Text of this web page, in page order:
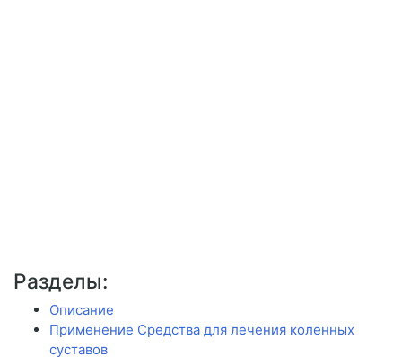
Разделы:
Описание
Применение Средства для лечения коленных
суставов